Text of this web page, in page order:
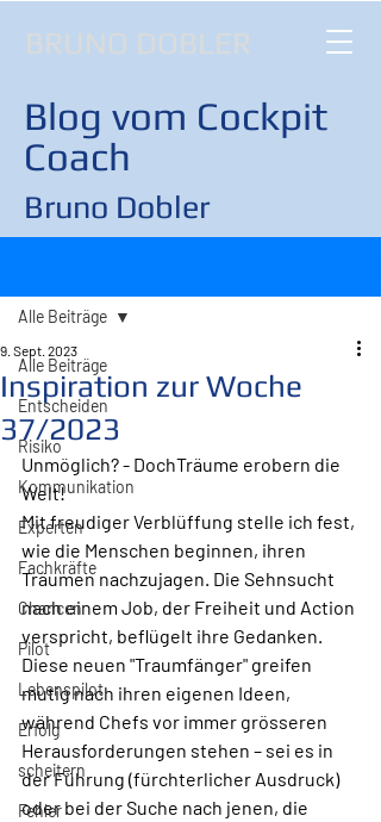
BRUNO DOBLER
Blog vom Cockpit
Coach
Bruno Dobler
Alle Beiträge
Entscheiden
Risiko
Kommunikation
Experten
Fachkräfte
Chancen
Pilot
Lebenspilot
Erfolg
scheitern
Fehler
Alle Beiträge
Inspiration zur Woche
37/2023
9. Sept. 2023
Unmöglich? - DochTräume erobern die
Welt!
Mit freudiger Verblüffung stelle ich fest,
wie die Menschen beginnen, ihren
Träumen nachzujagen. Die Sehnsucht
nach einem Job, der Freiheit und Action
verspricht, beflügelt ihre Gedanken.
Diese neuen "Traumfänger" greifen
mutig nach ihren eigenen Ideen,
während Chefs vor immer grösseren
Herausforderungen stehen – sei es in
der Führung (fürchterlicher Ausdruck)
oder bei der Suche nach jenen, die